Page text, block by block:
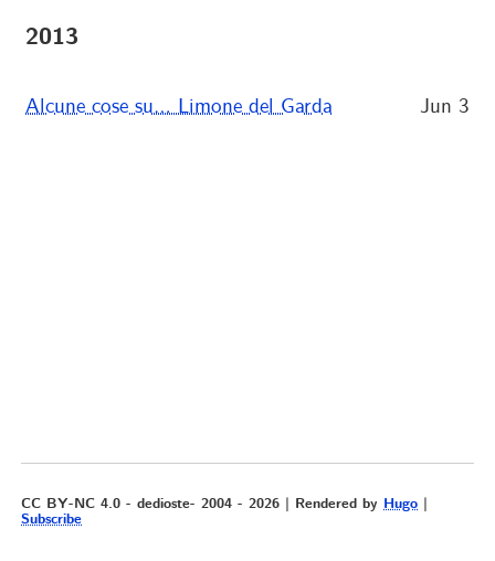
2013
Alcune cose su… Limone del Garda Jun 3
CC BY-NC 4.0 - dedioste- 2004 - 2026 | Rendered byHugo |
Subscribe